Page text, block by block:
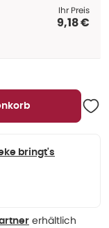
Ihr Preis
9,18 €
bringt's
erhältlich